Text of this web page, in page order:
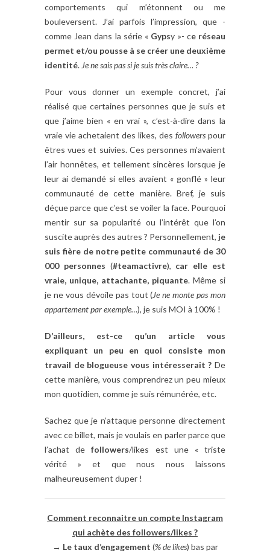
comportements qui m’étonnent ou me
bouleversent. J’ai parfois l’impression, que -
comme Jean dans la série « Gypsy »- ce réseau
permet et/ou pousse à se créer une deuxième
identité. Je ne sais pas si je suis très claire… ?
Pour vous donner un exemple concret, j’ai
réalisé que certaines personnes que je suis et
que j’aime bien « en vrai », c’est-à-dire dans la
vraie vie achetaient des likes, des followers pour
êtres vues et suivies. Ces personnes m’avaient
l’air honnêtes, et tellement sincères lorsque je
leur ai demandé si elles avaient « gonflé » leur
communauté de cette manière. Bref, je suis
déçue parce que c’est se voiler la face. Pourquoi
mentir sur sa popularité ou l’intérêt que l’on
suscite auprès des autres ? Personnellement, je
suis fière de notre petite communauté de 30
000 personnes (#teamactivre), car elle est
vraie, unique, attachante, piquante. Même si
je ne vous dévoile pas tout (Je ne monte pas mon
appartement par exemple…), je suis MOI à 100% !
D’ailleurs, est-ce qu’un article vous
expliquant un peu en quoi consiste mon
travail de blogueuse vous intéresserait ? De
cette manière, vous comprendrez un peu mieux
mon quotidien, comme je suis rémunérée, etc.
Sachez que je n’attaque personne directement
avec ce billet, mais je voulais en parler parce que
l’achat defollowers/likes est une « triste
vérité » et que nous nous laissons
malheureusement duper !
Comment reconnaitre un compte Instagram
qui achète des followers/likes ?
→ Le taux d’engagement (% de likes) bas par